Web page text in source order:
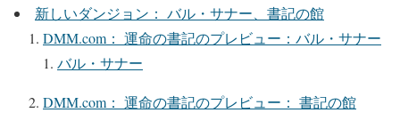
新しいダンジョン： バル・サナー、書記の館
DMM.com： 運命の書記のプレビュー：バル・サナー
バル・サナー
DMM.com： 運命の書記のプレビュー： 書記の館